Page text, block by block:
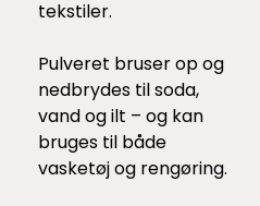
tekstiler.
Pulveret bruser op og
nedbrydes til soda,
vand og ilt – og kan
bruges til både
vasketøj og rengøring.